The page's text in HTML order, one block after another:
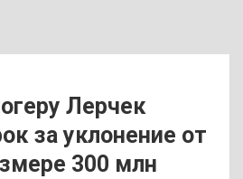
Лерчек
за уклонение от
300 млн